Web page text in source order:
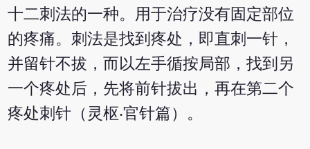
十二刺法的一种。用于治疗没有固定部位
的疼痛。刺法是找到疼处，即直刺一针，
并留针不拔，而以左手循按局部，找到另
一个疼处后，先将前针拔出，再在第二个
疼处刺针（灵枢‧官针篇）。